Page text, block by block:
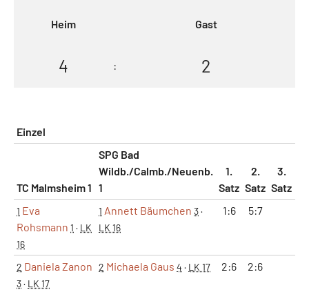
Heim Gast
4 : 2
Einzel
TC Malmsheim 1
SPG Bad
Wildb./Calmb./Neuenb.
1
1.
Satz
2.
Satz
3.
Satz
1 Eva
Rohsmann 1 · LK
16
1 Annett Bäumchen 3·
LK 16
1:6 5:7
2 Daniela Zanon
3· LK 17
2 Michaela Gaus 4 · LK 17 2:6 2:6